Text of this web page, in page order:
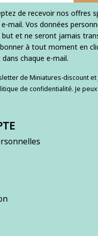
de recevoir nos offres
mail. Vos données
et ne seront jamais
à tout moment en
chaque e-mail.
de Miniatures-discount
de confidentialité. Je